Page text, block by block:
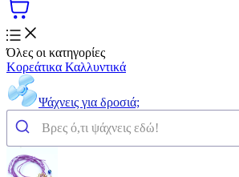
Όλες οι κατηγορίες
Κορεάτικα Καλλυντικά
Ψάχνεις για δροσιά;